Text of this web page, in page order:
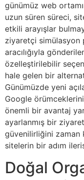
günümüz web
uzun süren süreci,
etkili arayışlar
ziyaretçi simülasyon
aracılığıyla
özelleştirilebilir
hale gelen bir
Günümüzde yeni
Google
önemli bir avantaj
ayarlanmış bir
güvenilirliğini zaman
sitelerin bir adım
Doğal